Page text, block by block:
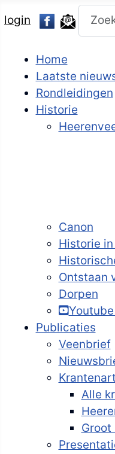
login
Zoeken
Home
Laatste
Rondleidingen
Historie
Canon
Historie
Ontstaan
Dorpen
Publicaties
Veenbrief
Alle
Groot